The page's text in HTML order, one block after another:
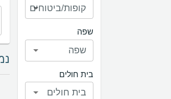
נמצאו 0
קופות/ביטוחים
שפה
שפה
בית חולים
בית חולים